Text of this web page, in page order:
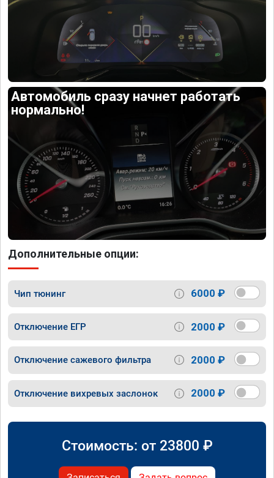
Автомобиль сразу начнет работать
нормально!
Дополнительные опции:
Чип тюнинг 6000 ₽
Отключение ЕГР 2000 ₽
Отключение сажевого фильтра 2000 ₽
Отключение вихревых заслонок 2000 ₽
Стоимость: от 23800 ₽